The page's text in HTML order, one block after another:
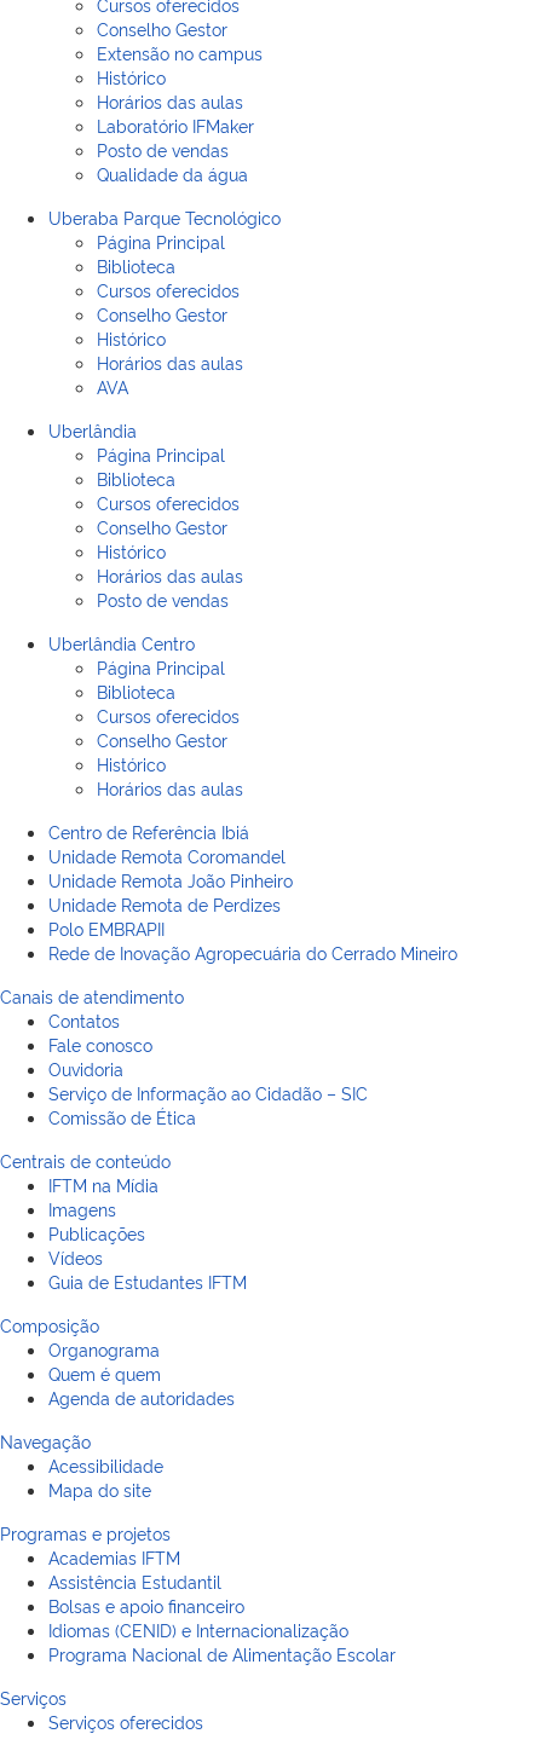
Conselho Gestor
Extensão no campus
Histórico
Horários das aulas
Laboratório IFMaker
Posto de vendas
Qualidade da água
Uberaba Parque Tecnológico
Página Principal
Biblioteca
Cursos oferecidos
Conselho Gestor
Histórico
Horários das aulas
AVA
Uberlândia
Página Principal
Biblioteca
Cursos oferecidos
Conselho Gestor
Histórico
Horários das aulas
Posto de vendas
Uberlândia Centro
Página Principal
Biblioteca
Cursos oferecidos
Conselho Gestor
Histórico
Horários das aulas
Centro de Referência Ibiá
Unidade Remota Coromandel
Unidade Remota João Pinheiro
Unidade Remota de Perdizes
Polo EMBRAPII
Rede de Inovação Agropecuária do Cerrado Mineiro
Canais de atendimento
Contatos
Fale conosco
Ouvidoria
Serviço de Informação ao Cidadão – SIC
Comissão de Ética
Centrais de conteúdo
IFTM na Mídia
Imagens
Publicações
Vídeos
Guia de Estudantes IFTM
Composição
Organograma
Quem é quem
Agenda de autoridades
Navegação
Acessibilidade
Mapa do site
Programas e projetos
Academias IFTM
Assistência Estudantil
Bolsas e apoio financeiro
Idiomas (CENID) e Internacionalização
Programa Nacional de Alimentação Escolar
Serviços
Serviços oferecidos